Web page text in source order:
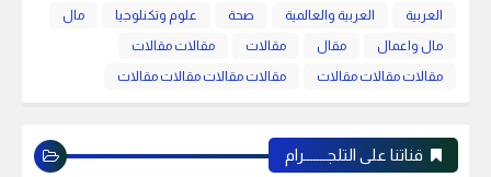
العربية
العربية والعالمية صحة علوم وتكنلوجيا
مال
مال واعمال
مقال مقالات
مقالات مقالات
مقالات مقالات مقالات
مقالات مقالات مقالات مقالات
قناتنا على التلجـــــــرام